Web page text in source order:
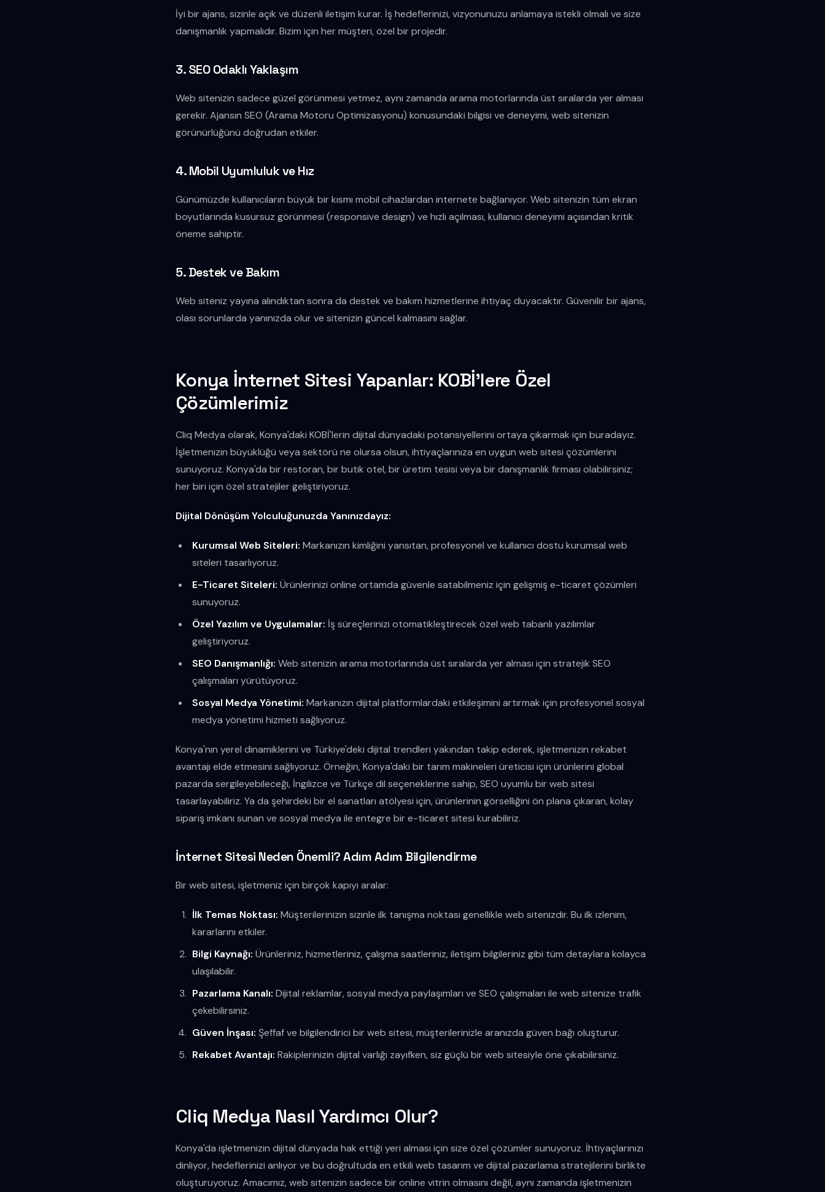
İyi bir ajans, sizinle açık ve düzenli iletişim kurar. İş hedeflerinizi, vizyonunuzu anlamaya istekli olmalı ve size
danışmanlık yapmalıdır. Bizim için her müşteri, özel bir projedir.
3. SEO Odaklı Yaklaşım
Web sitenizin sadece güzel görünmesi yetmez, aynı zamanda arama motorlarında üst sıralarda yer alması
gerekir. Ajansın SEO (Arama Motoru Optimizasyonu) konusundaki bilgisi ve deneyimi, web sitenizin
görünürlüğünü doğrudan etkiler.
4. Mobil Uyumluluk ve Hız
Günümüzde kullanıcıların büyük bir kısmı mobil cihazlardan internete bağlanıyor. Web sitenizin tüm ekran
boyutlarında kusursuz görünmesi (responsive design) ve hızlı açılması, kullanıcı deneyimi açısından kritik
öneme sahiptir.
5. Destek ve Bakım
Web siteniz yayına alındıktan sonra da destek ve bakım hizmetlerine ihtiyaç duyacaktır. Güvenilir bir ajans,
olası sorunlarda yanınızda olur ve sitenizin güncel kalmasını sağlar.
Konya İnternet Sitesi Yapanlar: KOBİ'lere Özel
Çözümlerimiz
Cliq Medya olarak, Konya'daki KOBİ'lerin dijital dünyadaki potansiyellerini ortaya çıkarmak için buradayız.
İşletmenizin büyüklüğü veya sektörü ne olursa olsun, ihtiyaçlarınıza en uygun web sitesi çözümlerini
sunuyoruz. Konya'da bir restoran, bir butik otel, bir üretim tesisi veya bir danışmanlık firması olabilirsiniz;
her biri için özel stratejiler geliştiriyoruz.
Dijital Dönüşüm Yolculuğunuzda Yanınızdayız:
Kurumsal Web Siteleri: Markanızın kimliğini yansıtan, profesyonel ve kullanıcı dostu kurumsal web
siteleri tasarlıyoruz.
E-Ticaret Siteleri: Ürünlerinizi online ortamda güvenle satabilmeniz için gelişmiş e-ticaret çözümleri
sunuyoruz.
Özel Yazılım ve Uygulamalar: İş süreçlerinizi otomatikleştirecek özel web tabanlı yazılımlar
geliştiriyoruz.
SEO Danışmanlığı: Web sitenizin arama motorlarında üst sıralarda yer alması için stratejik SEO
çalışmaları yürütüyoruz.
Sosyal Medya Yönetimi: Markanızın dijital platformlardaki etkileşimini artırmak için profesyonel sosyal
medya yönetimi hizmeti sağlıyoruz.
Konya'nın yerel dinamiklerini ve Türkiye'deki dijital trendleri yakından takip ederek, işletmenizin rekabet
avantajı elde etmesini sağlıyoruz. Örneğin, Konya'daki bir tarım makineleri üreticisi için ürünlerini global
pazarda sergileyebileceği, İngilizce ve Türkçe dil seçeneklerine sahip, SEO uyumlu bir web sitesi
tasarlayabiliriz. Ya da şehirdeki bir el sanatları atölyesi için, ürünlerinin görselliğini ön plana çıkaran, kolay
sipariş imkanı sunan ve sosyal medya ile entegre bir e-ticaret sitesi kurabiliriz.
İnternet Sitesi Neden Önemli? Adım Adım Bilgilendirme
Bir web sitesi, işletmeniz için birçok kapıyı aralar:
İlk Temas Noktası: Müşterilerinizin sizinle ilk tanışma noktası genellikle web sitenizdir. Bu ilk izlenim,
kararlarını etkiler.
Bilgi Kaynağı: Ürünleriniz, hizmetleriniz, çalışma saatleriniz, iletişim bilgileriniz gibi tüm detaylara kolayca
ulaşılabilir.
Pazarlama Kanalı: Dijital reklamlar, sosyal medya paylaşımları ve SEO çalışmaları ile web sitenize trafik
çekebilirsiniz.
Güven İnşası: Şeffaf ve bilgilendirici bir web sitesi, müşterilerinizle aranızda güven bağı oluşturur.
Rekabet Avantajı: Rakiplerinizin dijital varlığı zayıfken, siz güçlü bir web sitesiyle öne çıkabilirsiniz.
Cliq Medya Nasıl Yardımcı Olur?
Konya'da işletmenizin dijital dünyada hak ettiği yeri alması için size özel çözümler sunuyoruz. İhtiyaçlarınızı
dinliyor, hedeflerinizi anlıyor ve bu doğrultuda en etkili web tasarım ve dijital pazarlama stratejilerini birlikte
oluşturuyoruz. Amacımız, web sitenizin sadece bir online vitrin olmasını değil, aynı zamanda işletmenizin